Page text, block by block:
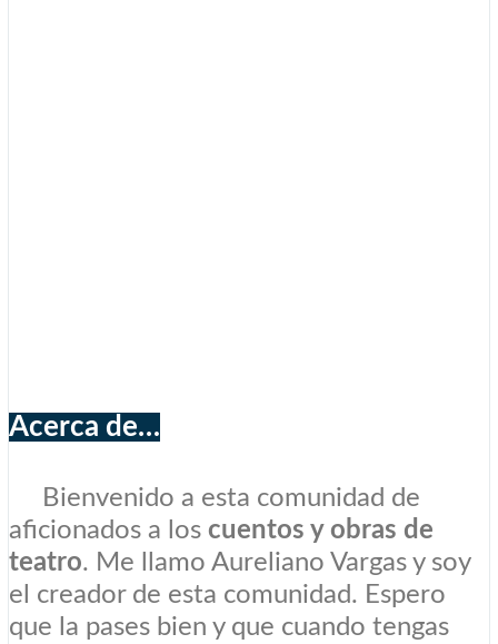
Acerca de…
Bienvenido a esta comunidad de
aficionados a los cuentos y obras de
teatro. Me llamo Aureliano Vargas y soy
el creador de esta comunidad. Espero
que la pases bien y que cuando tengas